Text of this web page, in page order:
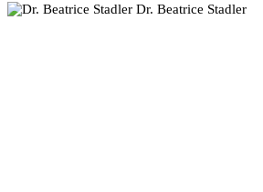
Dr. Beatrice Stadler